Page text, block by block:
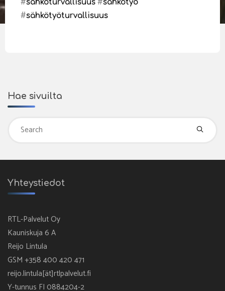
#sähköturvallisuus #sähkötyö
#sähkötyöturvallisuus
Hae sivuilta
Yhteystiedot
RTL-Palvelut Oy
Kauniskuja 6 A
Reijo Lintula
GSM +358 400 420 471
reijo.lintula[ät]rtlpalvelut.fi
Y-tunnus FI 0884204-2